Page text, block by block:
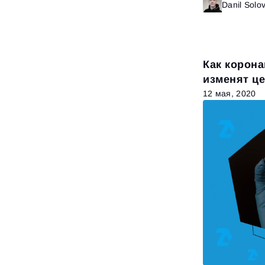
Danil
Как
изменят
12 мая, 2020